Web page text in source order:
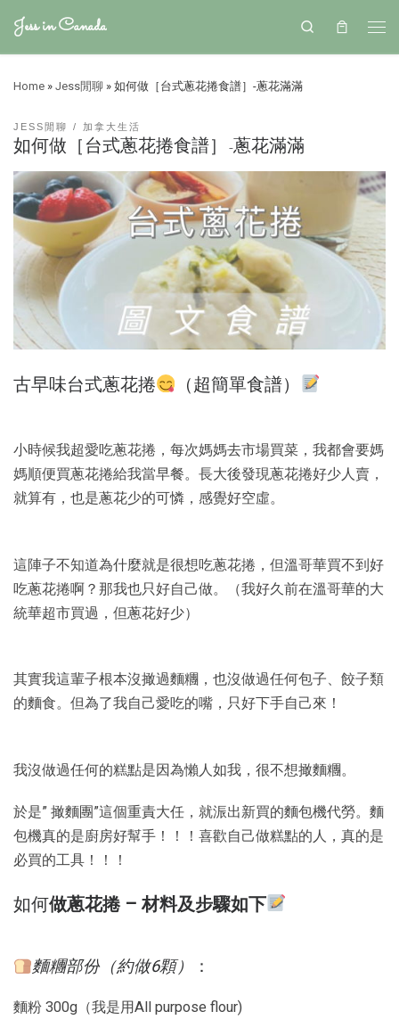
Jess in Canada Search
Home » Jess閒聊 » 如何做［台式蔥花捲食譜］-蔥花滿滿
JESS閒聊 加拿大生活
如何做［台式蔥花捲食譜］-蔥花滿滿
古早味台式蔥花捲 （超簡單食譜）
小時候我超愛吃蔥花捲，每次媽媽去市場買菜，我都會要媽
媽順便買蔥花捲給我當早餐。長大後發現蔥花捲好少人賣，
就算有，也是蔥花少的可憐，感覺好空虛。
這陣子不知道為什麼就是很想吃蔥花捲，但溫哥華買不到好
吃蔥花捲啊？那我也只好自己做。（我好久前在溫哥華的大
統華超市買過，但蔥花好少）
其實我這輩子根本沒撖過麵糰，也沒做過任何包子、餃子類
的麵食。但為了我自己愛吃的嘴，只好下手自己來！
我沒做過任何的糕點是因為懶人如我，很不想撖麵糰。
於是” 撖麵團”這個重責大任，就浱出新買的麵包機代勞。麵
包機真的是廚房好幫手！！！喜歡自己做糕點的人，真的是
必買的工具！！！
如何做蔥花捲 – 材料及步驟如下
麵糰部份（約做6顆） ：
麵粉 300g（我是用All purpose flour)